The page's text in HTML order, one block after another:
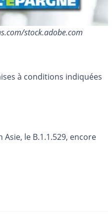
stock.adobe.com
à conditions indiquées
le B.1.1.529, encore